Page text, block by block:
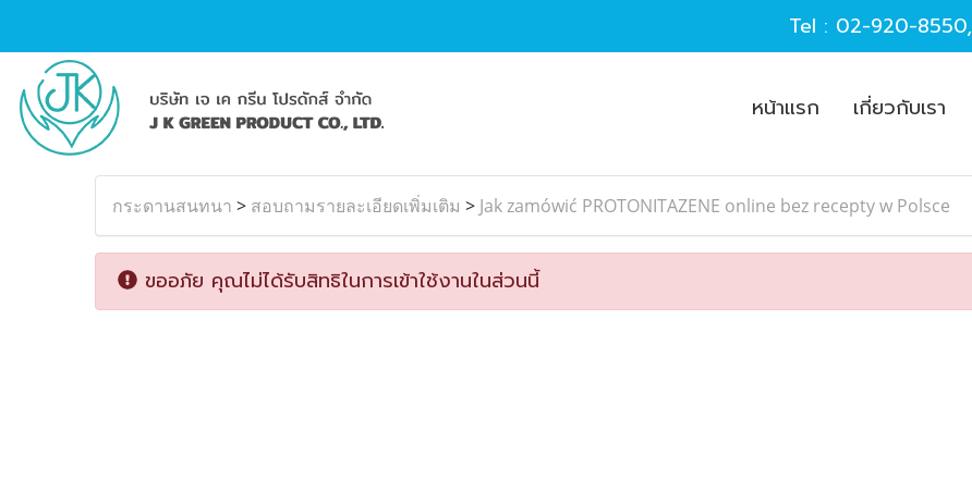
Tel : 02-920-8550,
หน้าแรก เกี่ยวกับเรา
กระดานสนทนา > สอบถามรายละเอียดเพิ่มเติม > Jak zamówić PROTONITAZENE online bez recepty w Polsce
ขออภัย คุณไม่ได้รับสิทธิในการเข้าใช้งานในส่วนนี้